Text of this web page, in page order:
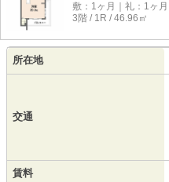
敷：1ヶ月｜礼：1ヶ月
3階 / 1R / 46.96㎡
所在地
交通
賃料